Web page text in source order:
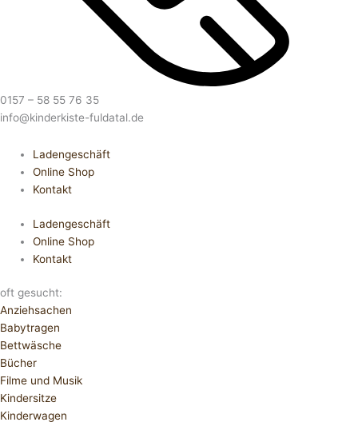
0157 – 58 55 76 35
info@kinderkiste-fuldatal.de
Ladengeschäft
Online Shop
Kontakt
Ladengeschäft
Online Shop
Kontakt
oft gesucht:
Anziehsachen
Babytragen
Bettwäsche
Bücher
Filme und Musik
Kindersitze
Kinderwagen